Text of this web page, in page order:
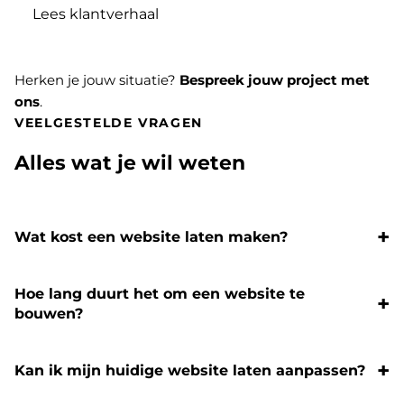
Lees klantverhaal
Herken je jouw situatie? Bespreek jouw project met
ons.
VEELGESTELDE VRAGEN
Alles wat je wil weten
Wat kost een website laten maken?
Hoe lang duurt het om een website te
bouwen?
Kan ik mijn huidige website laten aanpassen?